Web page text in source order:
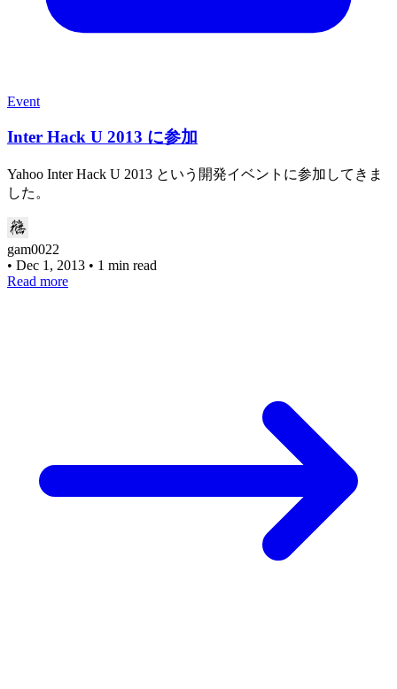
Event
Inter Hack U 2013 に参加
Yahoo Inter Hack U 2013 という開発イベントに参加してきま
した。
gam0022
• Dec 1, 2013 • 1 min read
Read more